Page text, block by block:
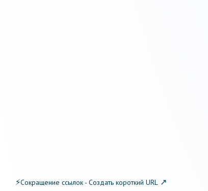
⚡Сокращение ссылок - Создать короткий URL ↗